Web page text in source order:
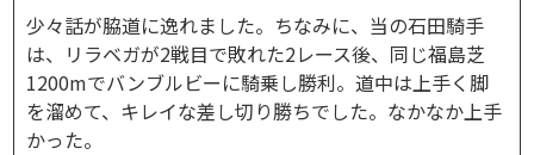
少々話が脇道に逸れました。ちなみに、当の石田騎手
は、リラベガが2戦目で敗れた2レース後、同じ福島芝
1200mでバンブルビーに騎乗し勝利。道中は上手く脚
を溜めて、キレイな差し切り勝ちでした。なかなか上手
かった。